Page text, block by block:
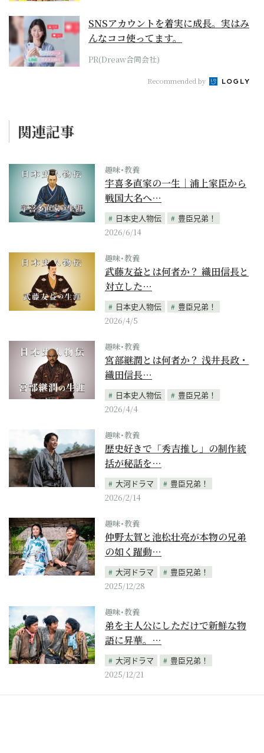
SNSアカウントを着実に成長。実はみ
んなココ使ってます。
PR(Dreaw合同会社)
Recommended by
関連記事
趣味･教養
宇喜多直家の一生｜浦上家臣から
戦国大名へ…
日本史人物伝
豊臣兄弟！
2026/6/14
趣味･教養
武藤友益とは何者か？ 織田信長と
対立した…
日本史人物伝
豊臣兄弟！
2026/4/5
趣味･教養
宮部継潤とは何者か？ 浅井長政・
織田信長…
日本史人物伝
豊臣兄弟！
2026/4/4
趣味･教養
歴史好きで「秀吉推し」の制作統
括が秘話を…
大河ドラマ
豊臣兄弟！
2026/2/14
趣味･教養
仲野太賀と池松壮亮が本物の兄弟
の如く躍動…
大河ドラマ
豊臣兄弟！
2025/12/28
趣味･教養
弟を主人公にしただけで新鮮な物
語に昇華。…
大河ドラマ
豊臣兄弟！
2025/12/21